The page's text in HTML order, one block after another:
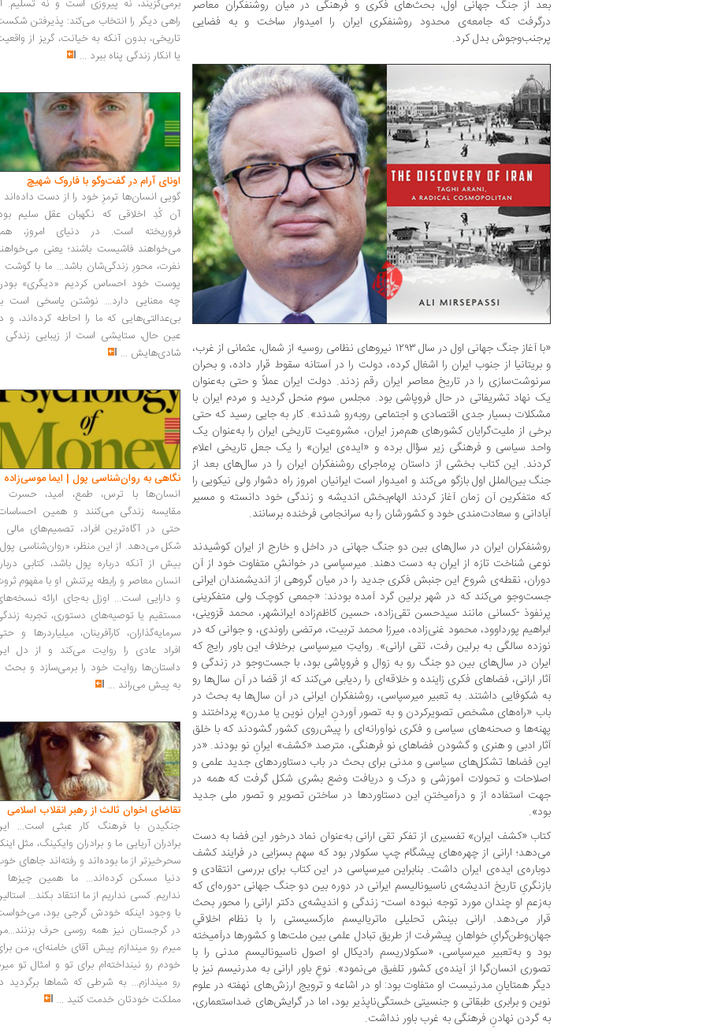
بعد از جنگ جهانی اول، بحث‌های فکری و فرهنگی در میان روشنفکران معاصر
درگرفت که جامعه‌‎ی محدود روشنفکری ایران را امیدوار ساخت و به فضایی
پرجنب‌وجوش بدل کرد.
«با آغاز جنگ جهانی اول در سال ۱۲۹۳ نیروهای نظامی روسیه از شمال، عثمانی از غرب،
و بریتانیا از جنوب ایران را اشغال کرده، دولت را در آستانه سقوط قرار داده، و بحران
سرنوشت‌سازی را در تاریخ معاصر ایران رقم زدند. دولت ایران عملاً و حتی به‌‌عنوان
یک نهاد تشریفاتی در حال فروپاشی بود. مجلس سوم منحل گردید و مردم ایران با
مشکلات بسیار جدی اقتصادی و اجتماعی روبه‌رو شدند». کار به جایی رسید که حتی
برخی از ملیت‌گرایان کشورهای هم‌مرز ایران، مشروعیت تاریخی ایران را به‌عنوان یک
واحد سیاسی و فرهنگی زیر سؤال برده و «ایده‌‎ی ایران» را یک جعل تاریخی اعلام
کردند. این کتاب بخشی از داستان پرماجرای روشنفکران ایران را در سال‌های بعد از
جنگ بین‌الملل اول بازگو می‌کند و امیدوار است ایرانیان امروز راه دشوار ولی نیکویی را
که متفکرین آن زمان آغاز کردند الهام‌بخش اندیشه و زندگی خود دانسته و مسیر
آبادانی و سعادت‌مندی خود و کشورشان را به سرانجامی فرخنده برسانند.
روشنفکران ایران در سال‌های بین دو جنگ جهانی در داخل و خارج از ایران کوشیدند
نوعی شناخت تازه از ایران به دست دهند. میرسپاسی در خوانشِ متفاوت خود از آن
دوران، نقطه‌‎ی شروع این جنبش فکری جدید را در میان گروهی از اندیشمندان ایرانی
جست‌وجو می‌کند که در شهر برلین گرد آمده بودند: «جمعی کوچک ولی متفکرینی
پرنفوذ -کسانی مانند سید‌حسن تقی‌زاده، حسین کاظم‌زاده ایرانشهر، محمد قزوینی،
ابراهیم پورداوود، محمود غنی‌زاده، میرزا محمد تربیت، مرتضی راوندی، و جوانی که در
نوزده سالگی به برلین رفت، تقی ارانی». روایتِ میرسپاسی برخلاف این باور رایج که
ایران در سال‌های بین دو جنگ رو به زوال و فروپاشی بود، با جست‌و‌جو در زندگی و
آثار ارانی، فضاهای فکری زاینده و خلاقه‌ای را ردیابی می‌کند که از قضا در آن سال‌ها رو
به شکوفایی داشتند. به‌ تعبیر میرسپاسی، روشنفکران ایرانی در آن سال‌ها به بحث در
باب «راه‌های مشخص تصویرکردن و به تصور آوردنِ ایران نوین یا مدرن» ‌پرداختند و
پهنه‌ها و صحنه‌های سیاسی و فکری نوآورانه‌ای را پیش‌روی کشور ‌گشودند که با خلق
آثار ادبی و هنری و گشودن فضاهای نو فرهنگی، مترصد «کشف» ایرانِ نو بودند. «در
این فضا‌ها تشکل‌های سیاسی و مدنی برای بحث در باب دستاوردهای جدید علمی و
اصلاحات و تحولات آموزشی و درک و دریافت وضع بشری شکل گرفت که همه در
جهت استفاده از و درآمیختنِ این دستاوردها در ساختن تصویر و تصور ملی جدید
بود».
کتاب «کشف ایران» تفسیری از تفکر تقی ارانی به‌عنوان نماد درخور این فضا به دست
می‌دهد؛ ارانی از چهره‌های پیشگام چپ سکولار بود که سهمِ بسزایی در فرایند کشف
دوباره‌‎ی ایده‌‎ی ایران داشت. بنابراین میرسپاسی در این کتاب برای بررسی انتقادی و
بازنگریِ تاریخ اندیشه‌‎ی ناسیونالیسم ایرانی در دوره بین دو جنگ جهانی -دوره‌ای که
به‌زعمِ او چندان مورد توجه نبوده است- زندگی و اندیشه‌‎ی دکتر ارانی را محور بحث
قرار می‌دهد. ارانی بینش تحلیلی ماتریالیسم مارکسیستی را با نظام اخلاقیِ
جهان‌وطن‌گرایِ خواهانِ پیشرفت از طریق تبادل علمی بین ملت‌ها و کشورها درآمیخته
بود و به‌تعبیر میرسپاسی، «سکولاریسم رادیکال او اصول ناسیونالیسمِ مدنی را با
تصوری انسان‌گرا از آینده‌‎ی کشور تلفیق می‌نمود». نوعِ باور ارانی به مدرنیسم نیز با
دیگر همتایانِ مدرنیست او متفاوت بود: او در اشاعه و ترویج ارزش‌های نهفته در علوم
نوین و برابری طبقاتی و جنسیتی خستگی‌ناپذیر بود، اما در گرایش‌های ضداستعماری،
به گردن نهادنِ فرهنگی به غرب باور نداشت.
برمی‌گزیند، نه پیروزی است و نه تسلیم.
راهی دیگر را انتخاب می‌کند: پذیرفتن
تاریخی، بدون آنکه به خیانت، گریز از
یا انکار زندگی پناه ببرد ...
اونای آرام در گفت‌وگو با فاروک شهیچ‭
گویی انسان‌ها ترمزِ خود را از دست داده‌اند
آن کُدِ اخلاقی که نگهبان عقل سلیم
فروریخته است. در دنیای امروز،
می‌خواهند فاشیست باشند؛ یعنی
نفرت، محورِ زندگی‌شان باشد... ما با گوشت
پوست خود احساس کردیم «دیگری»
چه معنایی دارد... نوشتن پاسخی است
بی‌عدالتی‌هایی که ما را احاطه کرده‌اند، و
عین حال، ستایشی است از زیبایی زندگی
شادی‌هایش ...
نگاهی به روان‌شناسی پول | ایما موسی‌زاده
انسان‌ها با ترس، طمع، امید، حسرت
مقایسه زندگی می‌کنند و همین
حتی در آگاه‌ترین افراد، تصمیم‌های مالی
شکل می‌دهد. از این منظر، «روان‌شناسی
بیش از آنکه درباره پول باشد، کتابی
انسان معاصر و رابطه پرتنش او با مفهوم
و دارایی است... اوزل به‌جای ارائه
مستقیم یا توصیه‌های دستوری، تجربه
سرمایه‌گذاران، کارآفرینان، میلیاردرها و
افراد عادی را روایت می‌کند و از دل
داستان‌ها روایت خود را برمی‌سازد و بحث
به پیش می‌راند ...
تقاضای اخوان ثالث از رهبر انقلاب اسلامی
جنگیدن با فرهنگ کار عبثی است...
برادران آریایی ما و برادران وایکینگ، مثل
سحرخیزتر از ما بوده‌اند و رفته‌اند جاهای
دنیا مسکن کرده‌اند... ما همین چیزها
نداریم. کسی نداریم از ما انتقاد بکند...
با وجود اینکه خودش گرجی بود،
در گرجستان نیز همه روسی حرف
میرم رو میندازم پیش آقای خامنه‌ای، من
خودم رو نینداخته‌ام برای تو و امثال تو
رو میندازم... به شرطی که شماها برگردید
مملکت خودتان خدمت کنید ...